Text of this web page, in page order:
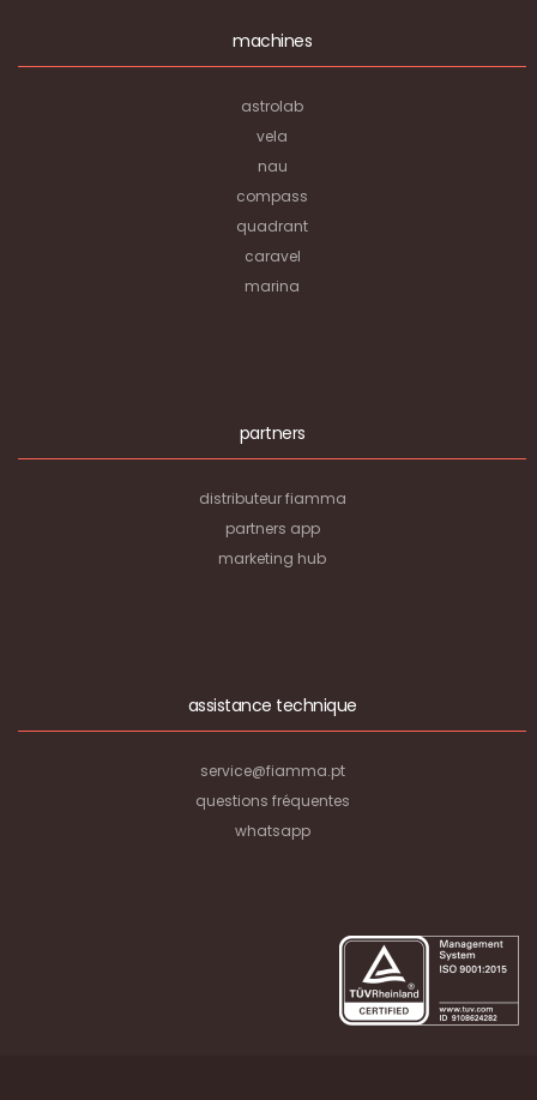
machines
astrolab
vela
nau
compass
quadrant
caravel
marina
partners
distributeur fiamma
partners app
marketing hub
assistance technique
service@fiamma.pt
questions fréquentes
whatsapp